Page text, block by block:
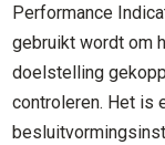
Performance
gebruikt wordt om
doelstelling
controleren. Het is